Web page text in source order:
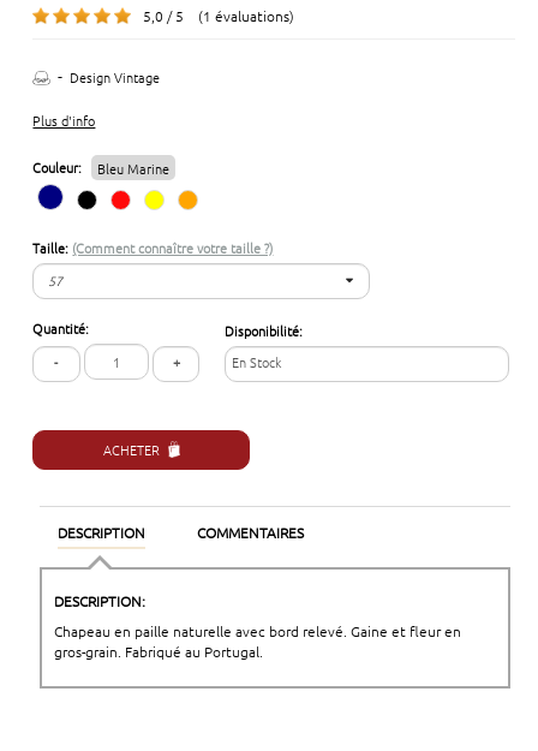
5,0 / 5 (1 évaluations)
- Design Vintage
Plus d'info
Couleur: Bleu Marine
Taille: (Comment connaître votre taille ?)
57
57
58
Quantité:
-
+
Disponibilité:
En Stock
ACHETER
DESCRIPTION COMMENTAIRES
DESCRIPTION:
Chapeau en paille naturelle avec bord relevé. Gaine et fleur en
gros-grain. Fabriqué au Portugal.